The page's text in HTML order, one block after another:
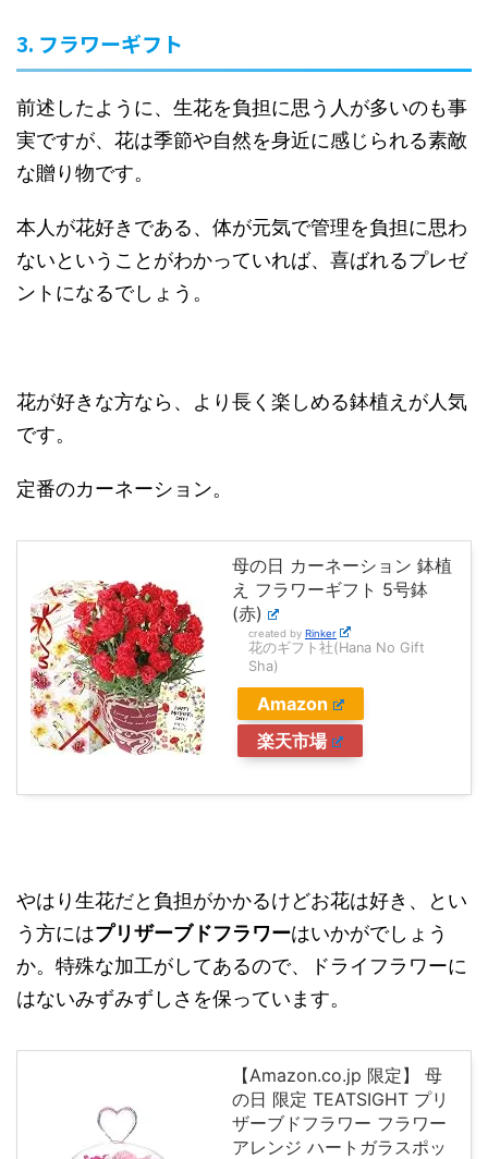
3. フラワーギフト
前述したように、生花を負担に思う人が多いのも事
実ですが、花は季節や自然を身近に感じられる素敵
な贈り物です。
本人が花好きである、体が元気で管理を負担に思わ
ないということがわかっていれば、喜ばれるプレゼ
ントになるでしょう。
花が好きな方なら、より長く楽しめる鉢植えが人気
です。
定番のカーネーション。
母の日 カーネーション 鉢植
え フラワーギフト 5号鉢
(赤)
created by Rinker
花のギフト社(Hana No Gift
Sha)
Amazon
楽天市場
やはり生花だと負担がかかるけどお花は好き、とい
う方にはプリザーブドフラワーはいかがでしょう
か。特殊な加工がしてあるので、ドライフラワーに
はないみずみずしさを保っています。
【Amazon.co.jp 限定】 母
の日 限定 TEATSIGHT プリ
ザーブドフラワー フラワー
アレンジ ハートガラスポッ